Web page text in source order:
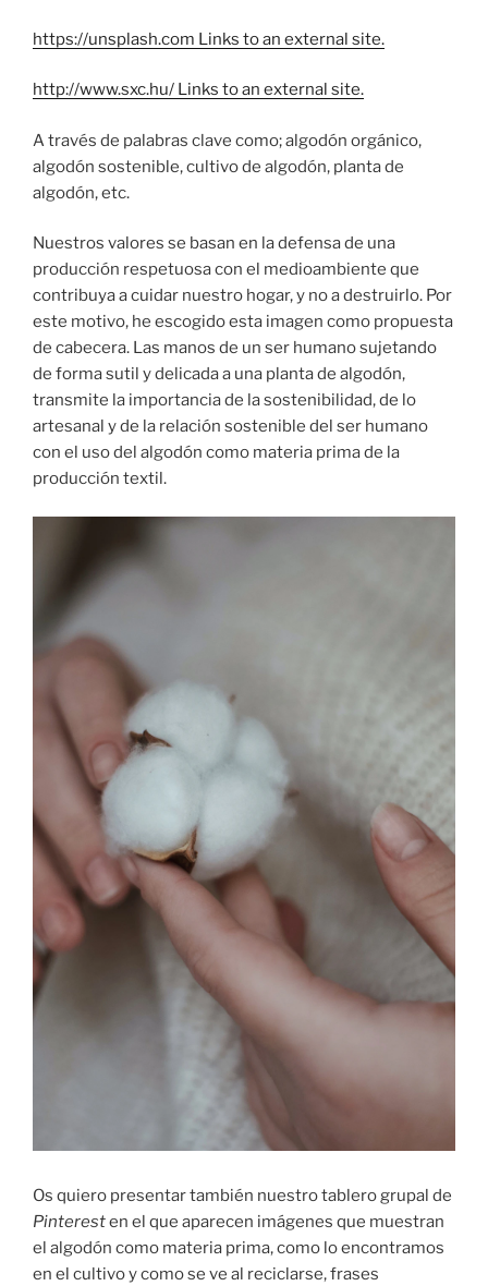
https://unsplash.com Links to an external site.
http://www.sxc.hu/ Links to an external site.
A través de palabras clave como; algodón orgánico,
algodón sostenible, cultivo de algodón, planta de
algodón, etc.
Nuestros valores se basan en la defensa de una
producción respetuosa con el medioambiente que
contribuya a cuidar nuestro hogar, y no a destruirlo. Por
este motivo, he escogido esta imagen como propuesta
de cabecera. Las manos de un ser humano sujetando
de forma sutil y delicada a una planta de algodón,
transmite la importancia de la sostenibilidad, de lo
artesanal y de la relación sostenible del ser humano
con el uso del algodón como materia prima de la
producción textil.
Os quiero presentar también nuestro tablero grupal de
Pinteresten el que aparecen imágenes que muestran
el algodón como materia prima, como lo encontramos
en el cultivo y como se ve al reciclarse, frases